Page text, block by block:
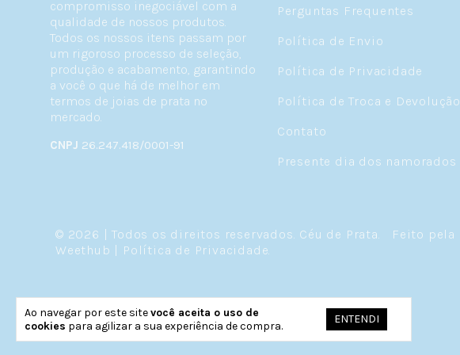
Ao navegar por este sitevocê aceita o uso de
cookies para agilizar a sua experiência de compra.
ENTENDI
compromisso inegociável com a
qualidade de nossos produtos.
Todos os nossos itens passam por
um rigoroso processo de seleção,
produção e acabamento, garantindo
a você o que há de melhor em
termos de joias de prata no
mercado.
CNPJ 26.247.418/0001-91
Perguntas Frequentes
Política de Envio
Política de Privacidade
Política de Troca e Devolução
Contato
Presente dia dos namorados
© 2026 | Todos os direitos reservados. Céu de Prata.
Feito pela
Weethub
Política de Privacidade.